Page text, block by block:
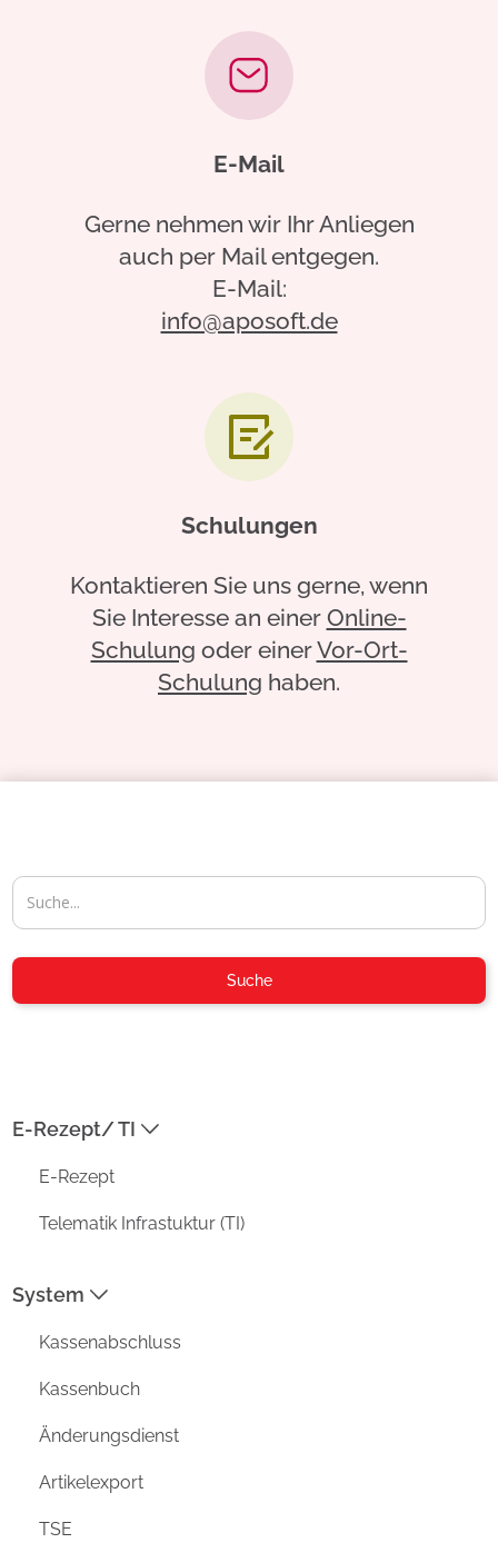
E-Mail
Gerne nehmen wir Ihr Anliegen
auch per Mail entgegen.
E-Mail:
info@aposoft.de
Schulungen
Kontaktieren Sie uns gerne, wenn
Sie Interesse an einer Online-
Schulung oder einerVor-Ort-
Schulung haben.
Suche
E-Rezept/ TI
E-Rezept
Telematik Infrastuktur (TI)
System
Kassenabschluss
Kassenbuch
Änderungsdienst
Artikelexport
TSE
04954-30 59-116
info@aposoft.de
aposoft
Kirchstraße 4a